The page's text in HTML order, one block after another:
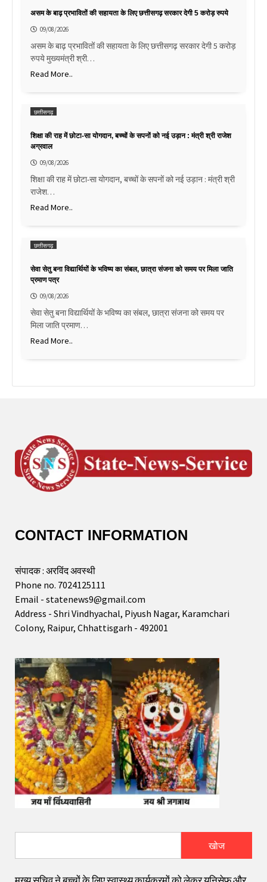
असम के बाढ़ प्रभावितों की सहायता के लिए छत्तीसगढ़ सरकार देगी 5 करोड़ रुपये
09/08/2026
असम के बाढ़ प्रभावितों की सहायता के लिए छत्तीसगढ़ सरकार देगी 5 करोड़
रुपये मुख्यमंत्री श्री…
Read More..
छत्तीसगढ़
शिक्षा की राह में छोटा-सा योगदान, बच्चों के सपनों को नई उड़ान : मंत्री श्री राजेश
अग्रवाल
09/08/2026
शिक्षा की राह में छोटा-सा योगदान, बच्चों के सपनों को नई उड़ान : मंत्री श्री
राजेश…
Read More..
छत्तीसगढ़
सेवा सेतु बना विद्यार्थियों के भविष्य का संबल, छात्रा संजना को समय पर मिला जाति
प्रमाण पत्र
09/08/2026
सेवा सेतु बना विद्यार्थियों के भविष्य का संबल, छात्रा संजना को समय पर
मिला जाति प्रमाण…
Read More..
CONTACT INFORMATION
संपादक : अरविंद अवस्थी
Phone no. 7024125111
Email - statenews9@gmail.com
Address - Shri Vindhyachal, Piyush Nagar, Karamchari
Colony, Raipur, Chhattisgarh - 492001
खोज